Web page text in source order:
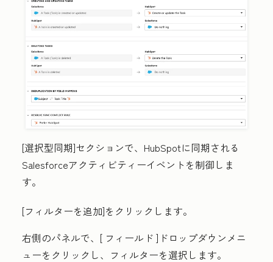
[選択型同期]セクションで、HubSpotに同期される
Salesforceアクティビティーイベントを制御しま
す。
[フィルターを追加]をクリックします。
右側のパネルで、[ フィールド ]ドロップダウンメニ
ューをクリックし、フィルターを選択します。